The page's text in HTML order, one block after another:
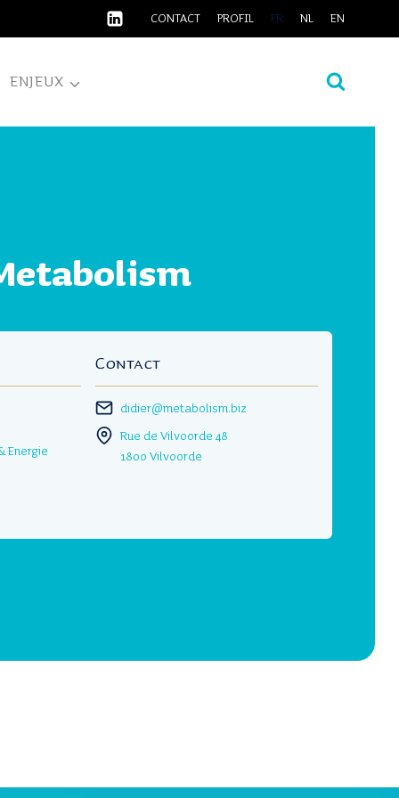
CONTACT PROFIL FR NL EN
ENJEUX
Energie
Contact
didier@metabolism.biz
Rue de Vilvoorde 48
1800 Vilvoorde